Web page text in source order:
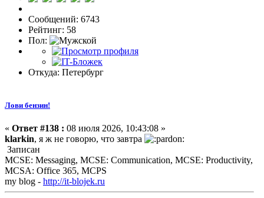
Сообщений: 6743
Рейтинг: 58
Пол:
Откуда: Петербург
Лови бензин!
« Ответ #138 : 08 июля 2026, 10:43:08 »
klarkin, я ж не говорю, что завтра
Записан
MCSE: Messaging, MCSE: Communication, MCSE: Productivity,
MCSA: Office 365, MCPS
my blog - http://it-blojek.ru